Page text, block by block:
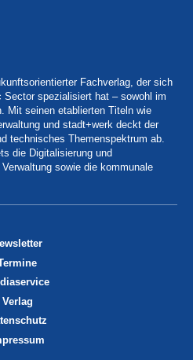
Fachverlag, der sich
spezialisiert hat – sowohl im
Mit seinen etablierten Titeln wie
und stadt+werk deckt der
technisches Themenspektrum ab.
die Digitalisierung und
sowie die kommunale
Verlag